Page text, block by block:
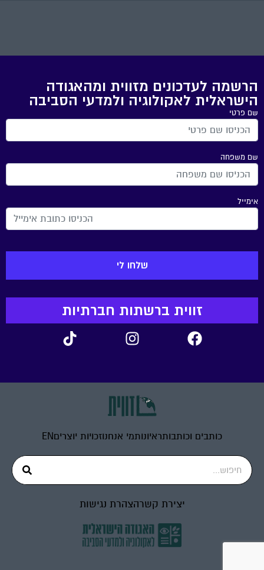
הרשמה לעדכונים מזווית ומהאגודה
הישראלית לאקולוגיה ולמדעי הסביבה
שם פרטי
שם משפחה
אימייל
זווית ברשתות חברתיות
כותבים וכותבותראיונותמי אנחנוזכויות יוצריםEN
יצירת קשרהצהרת נגישות